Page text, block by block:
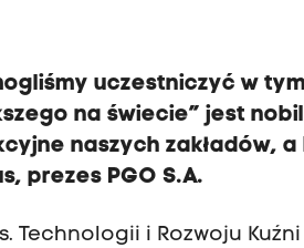
uczestniczyć w
na świecie” jest
naszych zakładów,
prezes PGO S.A.
Technologii i Rozwoju